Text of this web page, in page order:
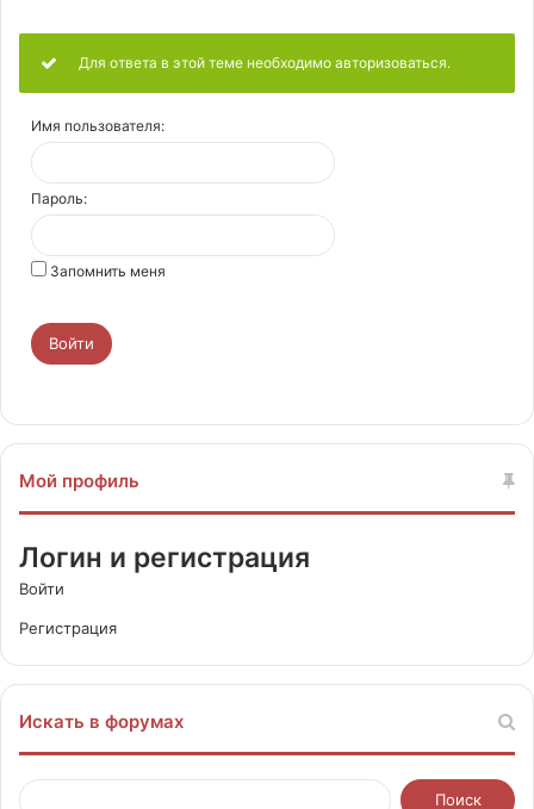
Для ответа в этой теме необходимо авторизоваться.
Имя пользователя:
Пароль:
Запомнить меня
Войти
Мой профиль
Логин и регистрация
Войти
Регистрация
Искать в форумах